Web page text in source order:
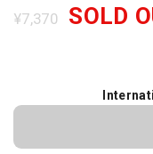
¥7,370 SOLD